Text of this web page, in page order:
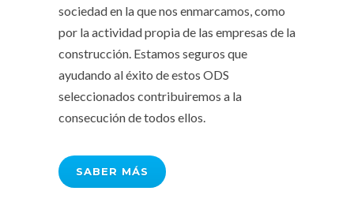
sociedad en la que nos enmarcamos, como
por la actividad propia de las empresas de la
construcción. Estamos seguros que
ayudando al éxito de estos ODS
seleccionados contribuiremos a la
consecución de todos ellos.
SABER MÁS